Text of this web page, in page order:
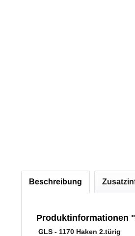
Beschreibung
Produktinformationen
GLS - 1170 Haken 2.türig